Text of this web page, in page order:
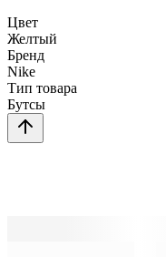
Цвет
Желтый
Бренд
Nike
Тип товара
Бутсы